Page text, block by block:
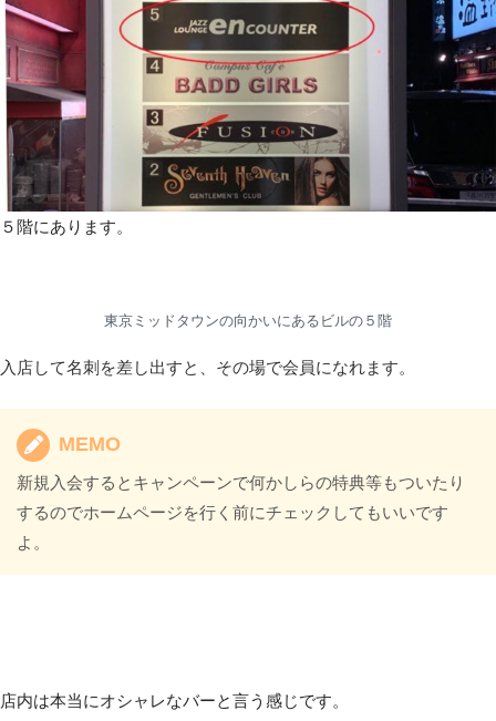
５階にあります。
東京ミッドタウンの向かいにあるビルの５階
入店して名刺を差し出すと、その場で会員になれます。
MEMO
新規入会するとキャンペーンで何かしらの特典等もついたり
するのでホームページを行く前にチェックしてもいいです
よ。
店内は本当にオシャレなバーと言う感じです。